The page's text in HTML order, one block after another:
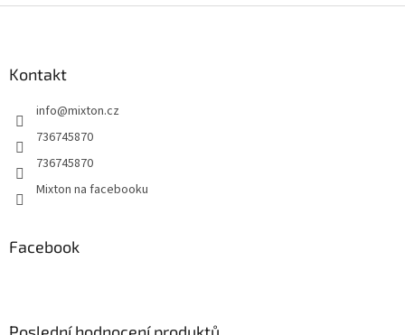
Kontakt
info@mixton.cz
736745870
736745870
Mixton na facebooku
Facebook